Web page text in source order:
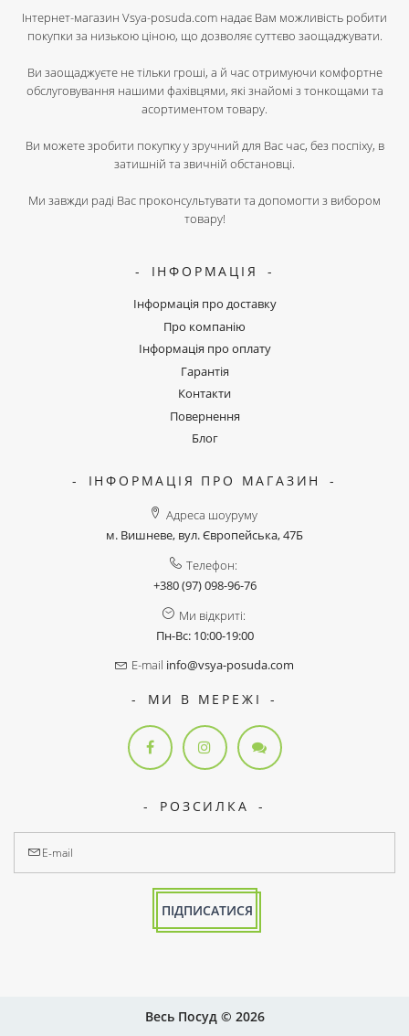
Інтернет-магазин Vsya-posuda.com надає Вам можливість робити
покупки за низькою ціною, що дозволяє суттєво заощаджувати.
Ви заощаджуєте не тільки гроші, а й час отримуючи комфортне
обслуговування нашими фахівцями, які знайомі з тонкощами та
асортиментом товару.
Ви можете зробити покупку у зручний для Вас час, без поспіху, в
затишній та звичній обстановці.
Ми завжди раді Вас проконсультувати та допомогти з вибором
товару!
ІНФОРМАЦІЯ
Інформація про доставку
Про компанію
Інформація про оплату
Гарантія
Контакти
Повернення
Блог
ІНФОРМАЦІЯ ПРО МАГАЗИН
Адреса шоуруму
м. Вишневе, вул. Європейська, 47Б
Телефон:
+380 (97) 098-96-76
Ми відкриті:
Пн-Вс: 10:00-19:00
E-mail info@vsya-posuda.com
МИ В МЕРЕЖІ
РОЗСИЛКА
ПІДПИСАТИСЯ
Весь Посуд © 2026